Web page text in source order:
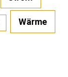
Wärme